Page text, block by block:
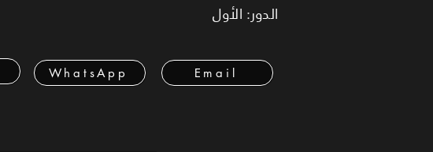
الدور: الأول
WhatsApp Email